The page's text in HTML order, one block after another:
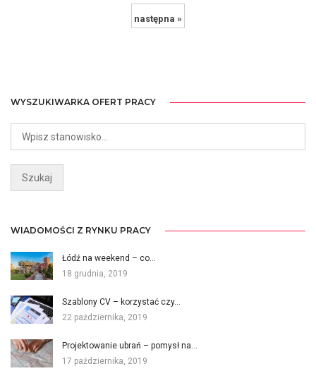
następna »
WYSZUKIWARKA OFERT PRACY
WIADOMOŚCI Z RYNKU PRACY
Łódź na weekend – co…
18 grudnia, 2019
Szablony CV – korzystać czy…
22 października, 2019
Projektowanie ubrań – pomysł na…
17 października, 2019